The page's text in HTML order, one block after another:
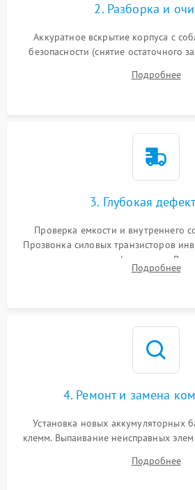
2. Разборка и
Аккуратное вскрытие корпуса с
безопасности (снятие остаточного
и кистей для предотвращения
Подробнее
3. Глубокая
Проверка емкости и внутреннего
Прозвонка силовых транзисторов
переключения и трансформатора.
конденсаторов и прогаров на
Подробнее
4. Ремонт и замена
Установка новых аккумуляторных
клемм. Выпаивание неисправных
цепи зарядки и монтаж новых
Восстановление поврежденных
Подробнее